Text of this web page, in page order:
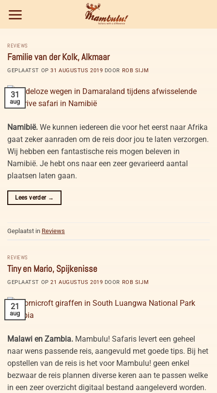
naar
inhoud
REVIEWS
Familie van der Kolk, Alkmaar
GEPLAATST OP31 AUGUSTUS 2019 DOOR ROB SIJM
31
aug
Namibië. We kunnen iedereen die voor het eerst naar Afrika
gaat zeker aanraden om de reis door jou te laten verzorgen.
Wij hebben een fantastische reis mogen beleven in
Namibië. Je hebt ons naar een zeer gevarieerd aantal
plaatsen laten gaan.
Lees verder →
Geplaatst in Reviews
REVIEWS
Tiny en Mario, Spijkenisse
GEPLAATST OP21 AUGUSTUS 2019 DOOR ROB SIJM
21
aug
Malawi en Zambia. Mambulu! Safaris levert een geheel
naar wens passende reis, aangevuld met goede tips. Bij het
opstellen van de reis is het voor Mambulu! geen enkel
bezwaar de reis plannen diverse keren aan te passen welke
in een zeer overzicht digitaal bestand aangeleverd worden.